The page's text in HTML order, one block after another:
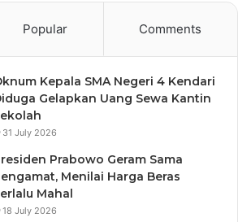
Popular Comments
Kepala SMA Negeri 4 Kendari
Gelapkan Uang Sewa Kantin
31 July 2026
Prabowo Geram Sama
Menilai Harga Beras
Mahal
18 July 2026